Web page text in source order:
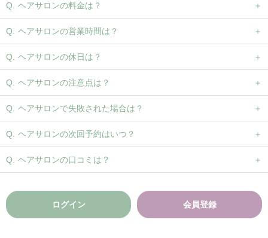
ヘアサロンの料金は？
ヘアサロンの営業時間は？
ヘアサロンの休日は？
ヘアサロンの注意点は？
ヘアサロンで失敗された場合は？
ヘアサロンの次回予約はいつ？
ヘアサロンの口コミは？
ログイン 会員登録